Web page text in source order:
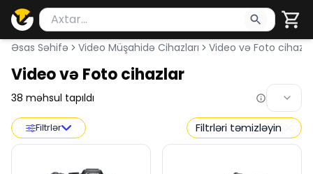
Məhsul axtar
Axtarış üçün ən azı 2 simvol yazın. Göndərmək
Əsas Səhifə Video Müşahidə Cihazları Video və Foto
Video və Foto cihazlar
38 məhsul tapıldı
Filtrlər Filtrləri təmizləyin